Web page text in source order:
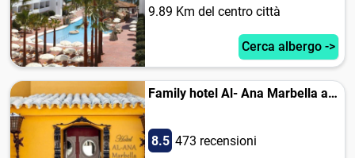
9.89 Km del centro città
Cerca albergo ->
Family hotel Al- Ana Marbella and Golf Villa
8.5 473 recensioni